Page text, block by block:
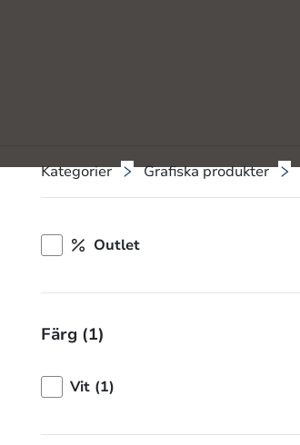
Kategorier Grafiska produkter
Outlet
Färg (1)
Vit (1)